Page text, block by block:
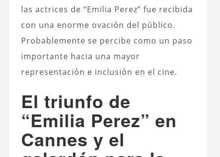
las actrices de “Emilia Perez” fue recibida
con una enorme ovación del público.
Probablemente se percibe como un paso
importante hacia una mayor
representación e inclusión en el cine.
El triunfo de
“Emilia Perez” en
Cannes y el